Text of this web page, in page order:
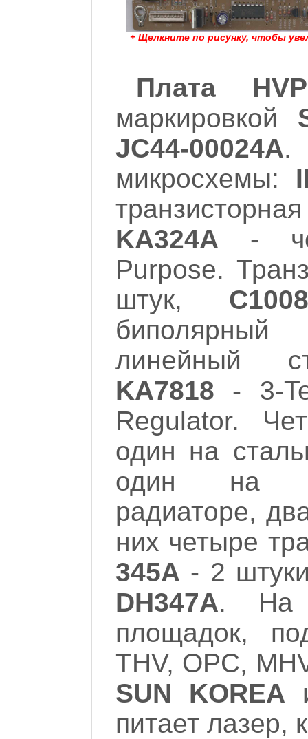
+ Щелкните по рисунку, чтобы
Плата
маркировкой
JC44-00024A.
микросхемы:
KA324A -
Purpose.
штук, C1008
линейный
KA7818 - 3-
Regulator.
один на
один на
радиаторе,
них четыре
345A - 2
DH347A. На
площадок,
THV, OPC,
SUN KOREA
питает лазер,